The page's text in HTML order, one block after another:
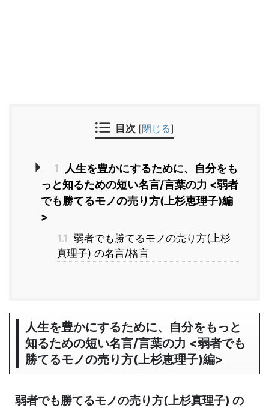
目次 [閉じる]
1
人生を豊かにするために、自分をも
っと知るための短い名言/言葉の力 <弱者
でも勝てるモノの売り方(上杉恵理子)編
>
1.1 弱者でも勝てるモノの売り方(上杉
真理子) の名言/格言
人生を豊かにするために、自分をもっと
知るための短い名言/言葉の力 <弱者でも
勝てるモノの売り方(上杉恵理子)編>
弱者でも勝てるモノの売り方(上杉真理子) の